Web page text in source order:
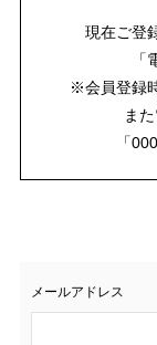
現在ご登
※会員登録
ま
「
メールアドレス